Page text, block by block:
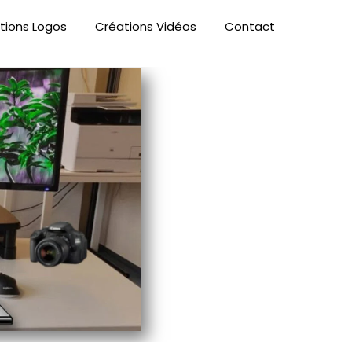
Logos Créations Vidéos Contact